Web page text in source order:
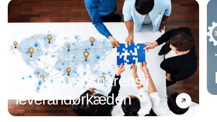
Tema: Transparens i
leverandørkæden